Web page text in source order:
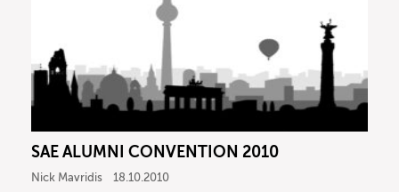
SAE ALUMNI CONVENTION 2010
Nick Mavridis 18.10.2010